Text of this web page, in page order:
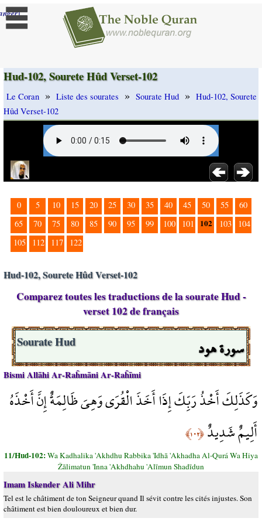
]
Hud-102, Sourete Hûd Verset-102
Le Coran » Liste des sourates » Sourate Hud » Hud-102, Sourete
Hûd Verset-102
0 5 10 15 20 25 30 35 40 45 50 55
60
65
70 75 80 85 90 95 99 100 101 102 103
104
105
112 117 122
Hud-102, Sourete Hûd Verset-102
Comparez toutes les traductions de la sourate Hud -
verset 102 de français
سورة هود Sourate Hud
Bismi Allāhi Ar-Raĥmāni Ar-Raĥīmi
وَكَذَلِكَ أَخْذُ رَبِّكَ إِذَا أَخَذَ الْقُرَى وَهِيَ ظَالِمَةٌ إِنَّ أَخْذَهُ
أَلِيمٌ شَدِيدٌ﴿١٠٢﴾
11/Hud-102:Wa Kadhalika 'Akhdhu Rabbika 'Idhā 'Akhadha Al-Qurá Wa Hiya
Žālimatun 'Inna 'Akhdhahu 'Alīmun Shadīdun
Imam Iskender Ali Mihr
Tel est le châtiment de ton Seigneur quand Il sévit contre les cités injustes. Son
châtiment est bien douloureux et bien dur.